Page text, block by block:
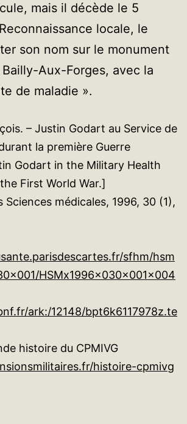
mais il décède le 5
locale, le
son nom sur le monument
Aux-Forges, avec la
de maladie ».
– Justin Godart au Service de
la première Guerre
Godart in the Military Health
First World War.]
Sciences médicales, 1996, 30 (1),
sfhm/hsm
HSMx1996x030x001x004
ark:/12148/bpt6k6117978z.te
histoire du CPMIVG
histoire-cpmivg